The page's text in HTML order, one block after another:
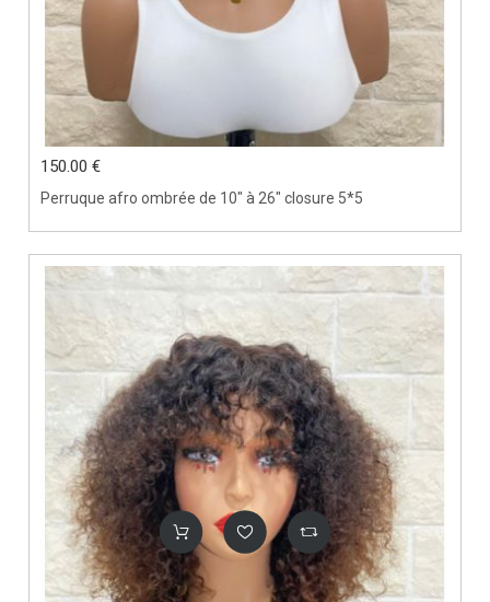
Perruque afro ombrée de 10" à 26" closure 5*5
150.00 €